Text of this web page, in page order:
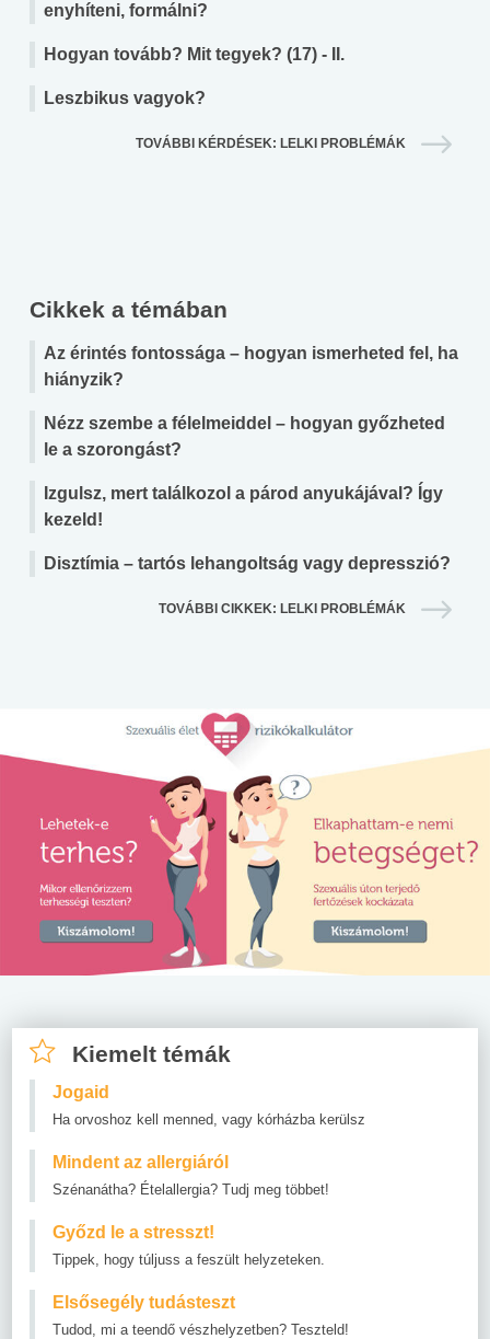
enyhíteni, formálni?
Hogyan tovább? Mit tegyek? (17) - II.
Leszbikus vagyok?
TOVÁBBI KÉRDÉSEK: LELKI PROBLÉMÁK
Cikkek a témában
Az érintés fontossága – hogyan ismerheted fel, ha
hiányzik?
Nézz szembe a félelmeiddel – hogyan győzheted
le a szorongást?
Izgulsz, mert találkozol a párod anyukájával? Így
kezeld!
Disztímia – tartós lehangoltság vagy depresszió?
TOVÁBBI CIKKEK: LELKI PROBLÉMÁK
Kiemelt témák
Jogaid
Ha orvoshoz kell menned, vagy kórházba kerülsz
Mindent az allergiáról
Szénanátha? Ételallergia? Tudj meg többet!
Győzd le a stresszt!
Tippek, hogy túljuss a feszült helyzeteken.
Elsősegély tudásteszt
Tudod, mi a teendő vészhelyzetben? Teszteld!